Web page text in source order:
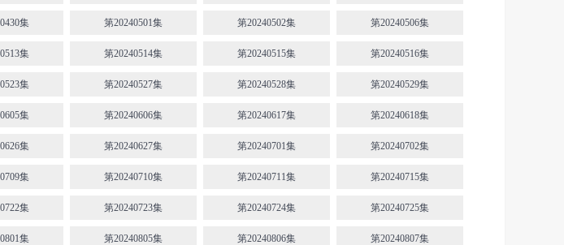
集 第20240501集 第20240502集 第20240506集
集 第20240514集 第20240515集 第20240516集
集 第20240527集 第20240528集 第20240529集
集 第20240606集 第20240617集 第20240618集
集 第20240627集 第20240701集 第20240702集
集 第20240710集 第20240711集 第20240715集
集 第20240723集 第20240724集 第20240725集
集 第20240805集 第20240806集 第20240807集